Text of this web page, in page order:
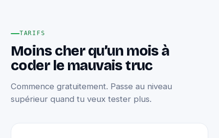
TARIFS
Moins cher qu’un mois à
coder le mauvais truc
Commence gratuitement. Passe au niveau
supérieur quand tu veux tester plus.